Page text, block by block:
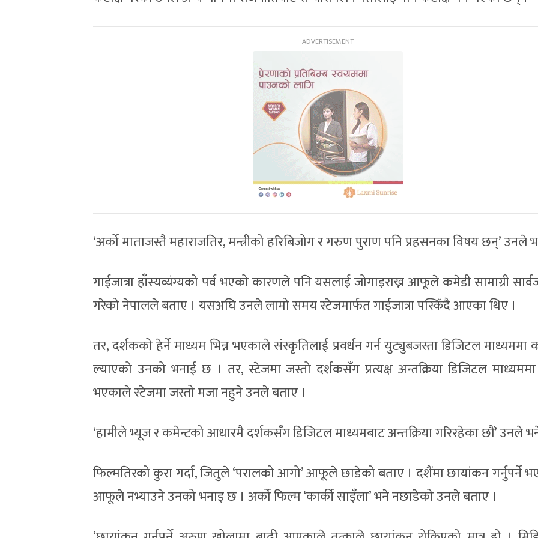
‘अर्को माताजस्तै महाराजतिर, मन्त्रीको हरिबिजोग र गरुण पुराण पनि प्रहसनका विषय छन्’ उनले
गाईजात्रा हाँस्यव्यंग्यको पर्व भएको कारणले पनि यसलाई जोगाइराख्न आफूले कमेडी सामाग्री
गरेको नेपालले बताए । यसअघि उनले लामो समय स्टेजमार्फत गाईजात्रा पस्किँदै आएका थिए ।
तर, दर्शकको हेर्ने माध्यम भिन्न भएकाले संस्कृतिलाई प्रवर्धन गर्न युट्युबजस्ता डिजिटल माध्यममा
ल्याएको उनको भनाई छ । तर, स्टेजमा जस्तो दर्शकसँग प्रत्यक्ष अन्तक्रिया डिजिटल
भएकाले स्टेजमा जस्तो मजा नहुने उनले बताए ।
‘हामीले भ्यूज र कमेन्टको आधारमै दर्शकसँग डिजिटल माध्यमबाट अन्तक्रिया गरिरहेका छौं’ उनले
फिल्मतिरको कुरा गर्दा, जितुले ‘परालको आगो’ आफूले छाडेको बताए । दशैंमा छायांकन गर्नुपर्ने
आफूले नभ्याउने उनको भनाइ छ । अर्को फिल्म ‘कार्की साइँला’ भने नछाडेको उनले बताए ।